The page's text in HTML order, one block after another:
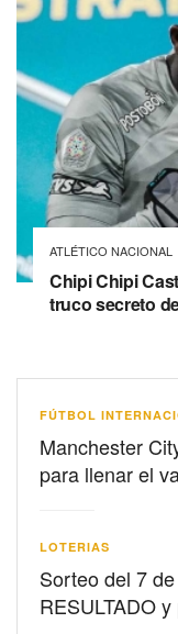
ATLÉTICO NACIONAL
Chipi Chipi
truco secreto
FÚTBOL
Manchester
para llenar el
LOTERIAS
Sorteo del 7
RESULTADO